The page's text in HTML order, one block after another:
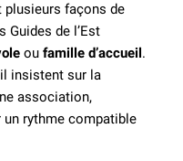
plusieurs façons de
Guides de l’Est
ou famille d’accueil.
insistent sur la
association,
rythme compatible